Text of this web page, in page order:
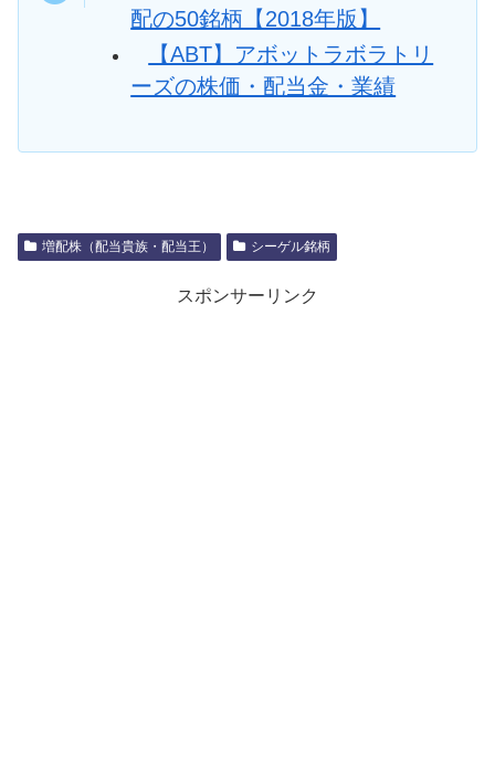
配の50銘柄【2018年版】
【ABT】アボットラボラトリ
ーズの株価・配当金・業績
増配株（配当貴族・配当王） シーゲル銘柄
スポンサーリンク